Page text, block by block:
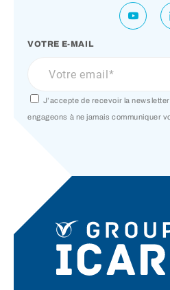
VOTRE E-MAIL
J’accepte de recevoir la
engageons à ne jamais communiquer